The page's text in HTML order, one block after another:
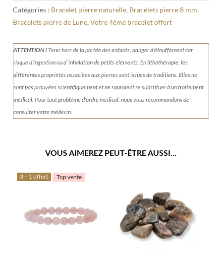
Catégories : Bracelet pierre naturelle, Bracelets pierre 8 mm,
Bracelets pierre de Lune,Votre 4ème bracelet offert
ATTENTION !Tenirhors de la portée des enfants, danger d'étouffement car
risque d’ingestion ou d’ inhalation de petits éléments.En lithothérapie, les
différentes propriétés associées aux pierres sont issues de traditions. Elles ne
sont pas prouvées scientifiquement et ne sauraient se substituer à un traitement
médical. Pour tout problème d'ordre médical, nous vous recommandons de
consulter votre médecin.
VOUS AIMEREZ PEUT-ÊTRE AUSSI…
3 + 1 offert Top vente